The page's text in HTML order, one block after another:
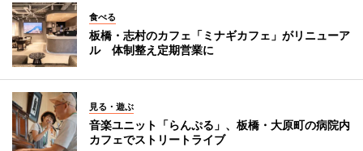
食べる
板橋・志村のカフェ「ミナギカフェ」がリニューア
ル 体制整え定期営業に
見る・遊ぶ
音楽ユニット「らんぷる」、板橋・大原町の病院内
カフェでストリートライブ